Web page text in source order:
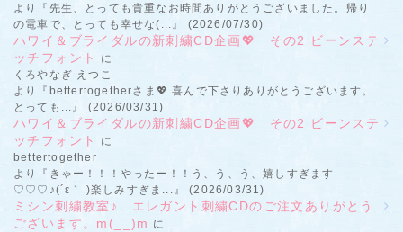
より『先生、とっても貴重なお時間ありがとうございました。帰り
の電車で、とっても幸せな(...』 (2026/07/30)
ハワイ＆ブライダルの新刺繍CD企画💖 その2 ビーンステ
ッチフォント
に
くろやなぎ えつこ
より『bettertogetherさま💖 喜んで下さりありがとうございます。
とっても...』 (2026/03/31)
ハワイ＆ブライダルの新刺繍CD企画💖 その2 ビーンステ
ッチフォント
に
bettertogether
より『きゃー！！！やったー！！う、う、う、嬉しすぎます
♡♡♡♪(´ε｀ )楽しみすぎま...』 (2026/03/31)
ミシン刺繍教室♪ エレガント刺繍CDのご注文ありがとう
ございます。m(__)m に